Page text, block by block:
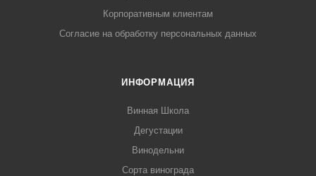
Корпоративным клиентам
Согласие на обработку персональных данных
ИНФОРМАЦИЯ
Винная Школа
Дегустации
Винодельни
Сорта винограда